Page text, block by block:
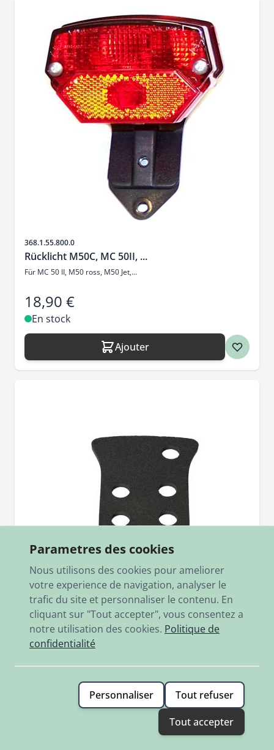
SKU
368.1.55.800.0
Rücklicht M50C, MC 50II, ...
Für MC 50 II, M50 ross, M50 Jet,...
18,90 €
En stock
Ajouter
SKU
337.1.55.126.1
Distanzplatte Rücklicht Jet
(NOS)
Parametres des cookies
Nous utilisons des cookies pour ameliorer
votre experience de navigation, analyser le
trafic du site et personnaliser le contenu. En
cliquant sur "Tout accepter", vous consentez a
notre utilisation des cookies. Politique de
confidentialité
Personnaliser
Tout refuser
Tout accepter